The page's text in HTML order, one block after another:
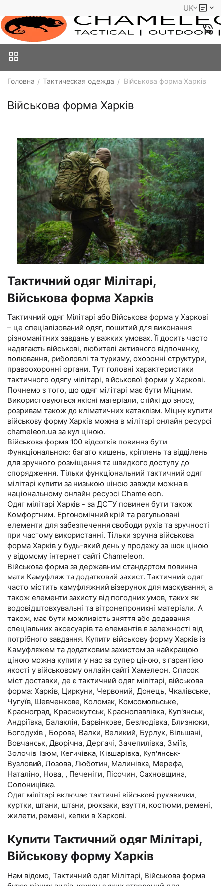
UK
Головна / Тактическая одежда / Військова форма Харків
Військова форма Харків
Тактичний одяг Мілітарі,
Військова форма Харків
Тактичний одяг Мілітарі або Військова форма у Харкові
– це спеціалізований одяг, пошитий для виконання
різноманітних завдань у важких умовах. Її досить часто
надягають військові, любителі активного відпочинку,
полювання, риболовлі та туризму, охоронні структури,
правоохоронні органи. Тут головні характеристики
тактичного одягу мілітарі, військової форми у Харкові.
Почнемо з того, що одяг мілітарі має бути Міцним.
Використовуються якісні матеріали, стійкі до зносу,
розривам також до кліматичних катаклізм. Міцну купити
військову форму Харків можна в мілітарі онлайн ресурсі
chameleon.ua за кул ціною.
Військова форма 100 відсотків повинна бути
Функціональною: багато кишень, кріплень та відділень
для зручного розміщення та швидкого доступу до
спорядження. Тільки функціональний тактичний одяг
мілітарі купити за низькою ціною завжди можна в
національному онлайн ресурсі Chameleon.
Одяг мілітарі Харків - за ДСТУ повинен бути також
Комфортним. Ергономічний крій та регульовані
елементи для забезпечення свободи рухів та зручності
при частому використанні. Тільки зручна військова
форма Харків у будь-який день у продажу за шок ціною
у відомому інтернет сайті Chameleon.
Військова форма за державним стандартом повинна
мати Камуфляж та додатковий захист. Тактичний одяг
часто містить камуфляжний візерунок для маскування, а
також елементи захисту від погодних умов, таких як
водовідштовхувальні та вітронепроникні матеріали. А
також, має бути можливість зняття або додавання
спеціальних аксесуарів та елементів в залежності від
потрібного завдання. Купити військову форму Харків із
Камуфляжем та додатковим захистом за найкращою
ціною можна купити у нас за супер ціною, з гарантією
якості у військовому онлайн сайті Хамелеон. Список
міст доставки, де є тактичний одяг мілітарі, військова
форма: Харків, Циркуни, Червоний, Донець, Чкалівське,
Чугуїв, Шевченкове, Коломак, Комсомольське,
Красноград, Краснокутськ, Краснопавлівка, Куп'янськ,
Андріївка, Балаклія, Барвінкове, Безлюдівка, Близнюки,
Богодухів , Борова, Валки, Великий, Бурлук, Вільшані,
Вовчанськ, Дворічна, Дергачі, Зачепилівка, Зміїв,
Золочів, Ізюм, Кегичівка, Ківшарівка, Куп'янськ-
Вузловий, Лозова, Люботин, Малинівка, Мерефа,
Наталіно, Нова, , Печеніги, Пісочин, Сахновщина,
Солоницівка.
Одяг мілітарі включає тактичні військові рукавички,
куртки, штани, штани, рюкзаки, взуття, костюми, ремені,
жилети, ремені, кепки в Харкові.
Купити Тактичний одяг Мілітарі,
Військову форму Харків
Нам відомо, Тактичний одяг Мілітарі, Військова форма